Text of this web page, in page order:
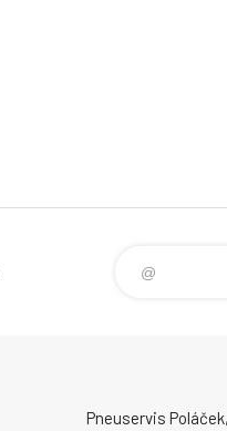
Pneuservis